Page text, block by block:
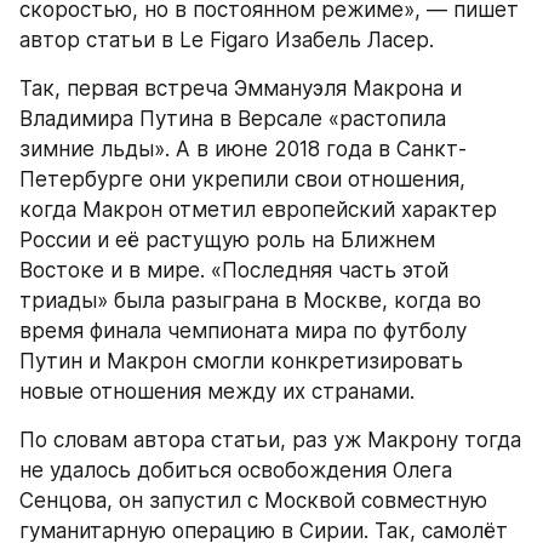
скоростью, но в постоянном режиме», — пишет
автор статьи в Le Figaro Изабель Ласер.
Так, первая встреча Эммануэля Макрона и
Владимира Путина в Версале «растопила
зимние льды». А в июне 2018 года в Санкт-
Петербурге они укрепили свои отношения,
когда Макрон отметил европейский характер
России и её растущую роль на Ближнем
Востоке и в мире. «Последняя часть этой
триады» была разыграна в Москве, когда во
время финала чемпионата мира по футболу
Путин и Макрон смогли конкретизировать
новые отношения между их странами.
По словам автора статьи, раз уж Макрону тогда
не удалось добиться освобождения Олега
Сенцова, он запустил с Москвой совместную
гуманитарную операцию в Сирии. Так, самолёт